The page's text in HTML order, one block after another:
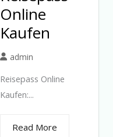
Online
Kaufen
admin
Reisepass Online
Kaufen:...
Read More